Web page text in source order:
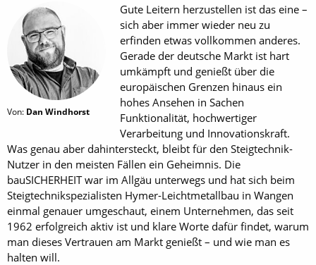
Von: Dan Windhorst
Gute Leitern herzustellen ist das eine –
sich aber immer wieder neu zu
erfinden etwas vollkommen anderes.
Gerade der deutsche Markt ist hart
umkämpft und genießt über die
europäischen Grenzen hinaus ein
hohes Ansehen in Sachen
Funktionalität, hochwertiger
Verarbeitung und Innovationskraft.
Was genau aber dahintersteckt, bleibt für den Steigtechnik-
Nutzer in den meisten Fällen ein Geheimnis. Die
bauSICHERHEIT war im Allgäu unterwegs und hat sich beim
Steigtechnikspezialisten Hymer-Leichtmetallbau in Wangen
einmal genauer umgeschaut, einem Unternehmen, das seit
1962 erfolgreich aktiv ist und klare Worte dafür findet, warum
man dieses Vertrauen am Markt genießt – und wie man es
halten will.